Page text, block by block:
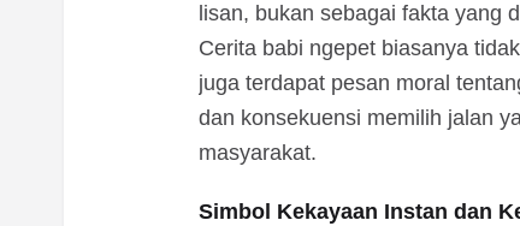
lisan, bukan sebagai fakta yang
Cerita babi ngepet biasanya
juga terdapat pesan moral
dan konsekuensi memilih jalan
masyarakat.
Simbol Kekayaan Instan dan